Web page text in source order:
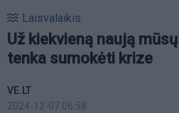
Laisvalaikis
Už kiekvieną naują
tenka sumokėti krize
VE.LT
2024-12-07 06:58